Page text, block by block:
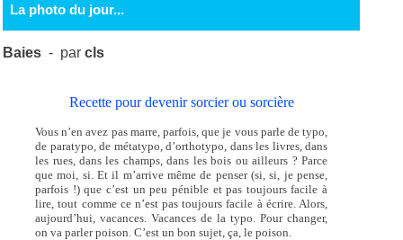
La photo du jour...
Baies - parcls
Recette pour devenir sorcier ou sorcière
Vous n’en avez pas marre, parfois, que je vous parle de typo,
de paratypo, de métatypo, d’orthotypo, dans les livres, dans
les rues, dans les champs, dans les bois ou ailleurs ? Parce
que moi, si. Et il m’arrive même de penser (si, si, je pense,
parfois !) que c’est un peu pénible et pas toujours facile à
lire, tout comme ce n’est pas toujours facile à écrire. Alors,
aujourd’hui, vacances. Vacances de la typo. Pour changer,
on va parler poison. C’est un bon sujet, ça, le poison.